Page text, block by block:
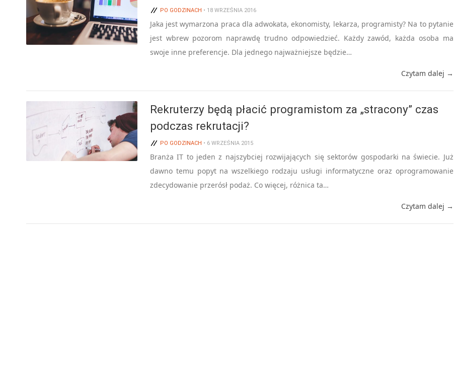
PO GODZINACH • 18 WRZEŚNIA 2016
Jaka jest wymarzona praca dla adwokata, ekonomisty, lekarza, programisty? Na to pytanie
jest wbrew pozorom naprawdę trudno odpowiedzieć. Każdy zawód, każda osoba ma
swoje inne preferencje. Dla jednego najważniejsze będzie…
Czytam dalej →
Rekruterzy będą płacić programistom za „stracony” czas
podczas rekrutacji?
PO GODZINACH • 6 WRZEŚNIA 2015
Branża IT to jeden z najszybciej rozwijających się sektorów gospodarki na świecie. Już
dawno temu popyt na wszelkiego rodzaju usługi informatyczne oraz oprogramowanie
zdecydowanie przerósł podaż. Co więcej, różnica ta…
Czytam dalej →